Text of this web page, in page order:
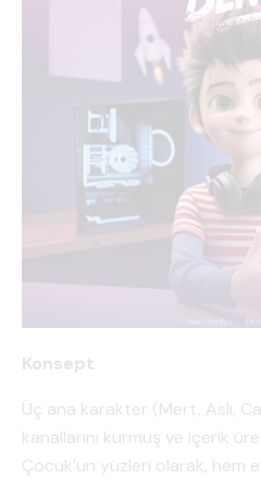
Konsept
Üç ana karakter (Mert, Aslı,
kanallarını kurmuş ve içerik
Çocuk’un yüzleri olarak, hem